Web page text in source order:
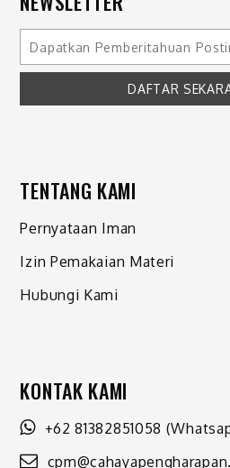
TENTANG KAMI
Pernyataan Iman
Izin Pemakaian Materi
Hubungi Kami
KONTAK KAMI
+62 81382851058